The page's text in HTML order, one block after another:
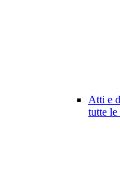
Atti e
tutte le